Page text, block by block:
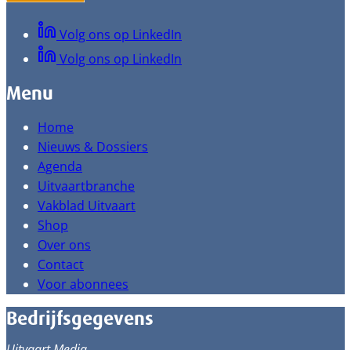
Volg ons op LinkedIn
Volg ons op LinkedIn
Menu
Home
Nieuws & Dossiers
Agenda
Uitvaartbranche
Vakblad Uitvaart
Shop
Over ons
Contact
Voor abonnees
Bedrijfsgegevens